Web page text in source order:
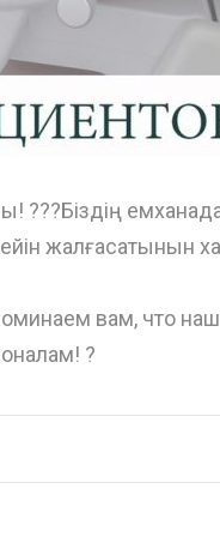
???Біздің
жалғасатынын
вам, что
?